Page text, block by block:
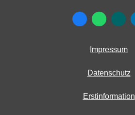
Impressum
Datenschutz
Erstinformation